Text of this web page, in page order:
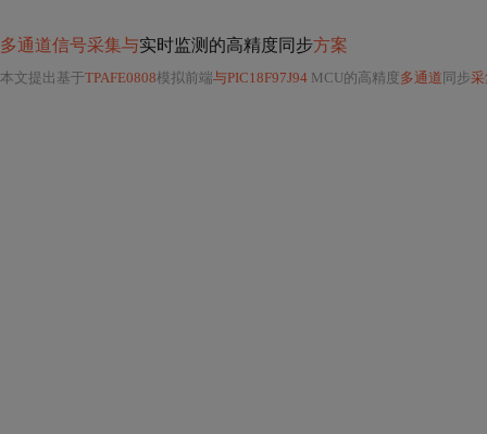
多通道信号采集与实时监测的高精度同步方案
本文提出基于TPAFE0808模拟前端与PIC18F97J94 MCU的高精度多通道 同步